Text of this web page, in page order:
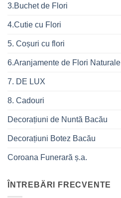
3.Buchet de Flori
4.Cutie cu Flori
5. Coșuri cu flori
6.Aranjamente de Flori Naturale
7. DE LUX
8. Cadouri
Decorațiuni de Nuntă Bacău
Decorațiuni Botez Bacău
Coroana Funerară ș.a.
ÎNTREBÄRI FRECVENTE